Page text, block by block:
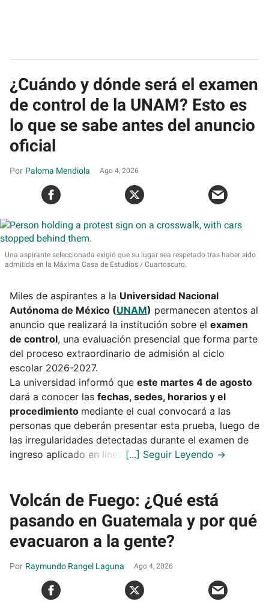
¿Cuándo y dónde será el examen
de control de la UNAM? Esto es
lo que se sabe antes del anuncio
oficial
Paloma Mendiola Ago 4, 2026
Una aspirante seleccionada exigió que su lugar sea respetado tras haber sido
admitida en la Máxima Casa de Estudios
Cuartoscuro.
Miles de aspirantes a la Universidad Nacional
Autónoma de México (UNAM) permanecen atentos al
anuncio que realizará la institución sobre el examen
de control, una evaluación presencial que forma parte
del proceso extraordinario de admisión al ciclo
escolar 2026-2027.
La universidad informó que este martes 4 de agosto
dará a conocer las fechas, sedes, horarios y el
procedimiento mediante el cual convocará a las
personas que deberán presentar esta prueba, luego de
las irregularidades detectadas durante el examen de
ingreso aplicado en línea.
Volcán de Fuego: ¿Qué está
pasando en Guatemala y por qué
evacuaron a la gente?
Raymundo Rangel Laguna Ago 4, 2026